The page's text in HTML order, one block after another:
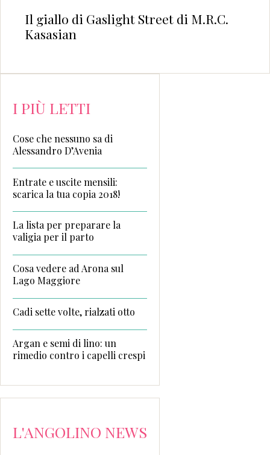
Il giallo di Gaslight Street di M.R.C.
Kasasian
I PIÙ LETTI
Cose che nessuno sa di
Alessandro D’Avenia
Entrate e uscite mensili:
scarica la tua copia 2018!
La lista per preparare la
valigia per il parto
Cosa vedere ad Arona sul
Lago Maggiore
Cadi sette volte, rialzati otto
Argan e semi di lino: un
rimedio contro i capelli crespi
L'ANGOLINO NEWS